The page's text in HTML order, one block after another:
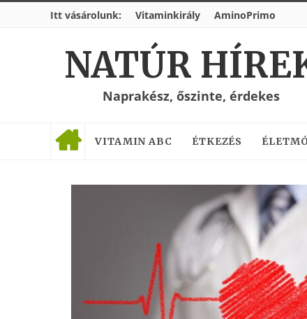
Itt vásárolunk: Vitaminkirály AminoPrimo
NATÚR
Naprakész, őszinte, érdekes
VITAMIN ABC ÉTKEZÉS